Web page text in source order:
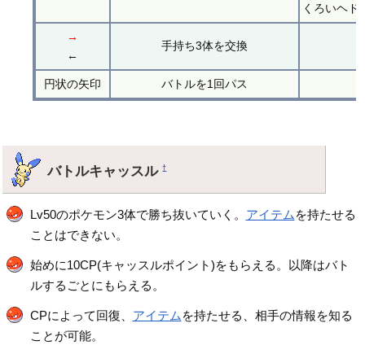
くろいヘド
→
←
手持ち3体を交換
円状の矢印 バトルを1回パス
バトルキャッスル†
Lv50のポケモン3体で勝ち抜いていく。 アイテム を持たせる
ことはできない。
始めに10CP(キャッスルポイント)をもらえる。以降はバト
ルするごとにもらえる。
CPによって回復、 アイテム を持たせる、相手の情報を知る
ことが可能。